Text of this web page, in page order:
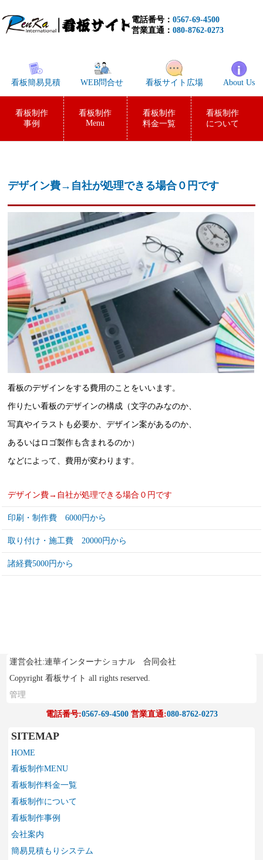
電話番号： 0567-69-4500
営業直通： 080-8762-0273
看板簡易見積 WEB問合せ 看板サイト広場 About Us
看板制作
事例
看板制作
Menu
看板制作
料金一覧
看板制作
について
デザイン費→自社が処理できる場合０円です
看板のデザインをする費用のことをいいます。
作りたい看板のデザインの構成（文字のみなのか、
写真やイラストも必要か、デザイン案があるのか、
あるいはロゴ製作も含まれるのか）
などによって、費用が変わります。
デザイン費→自社が処理できる場合０円です
印刷・制作費 6000円から
取り付け・施工費 20000円から
諸経費5000円から
運営会社:連華インターナショナル 合同会社
Copyright 看板サイト all rights reserved.
管理
電話番号:0567-69-4500営業直通:080-8762-0273
SITEMAP
HOME
看板制作MENU
看板制作料金一覧
看板制作について
看板制作事例
会社案内
簡易見積もりシステム